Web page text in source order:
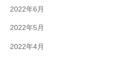
2022年6月
2022年5月
2022年4月